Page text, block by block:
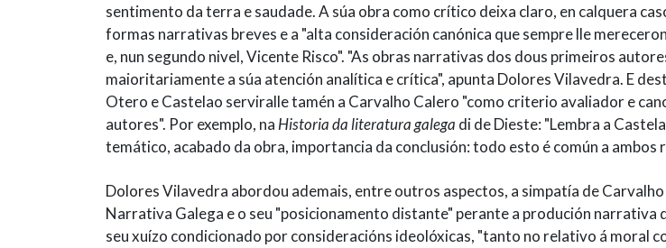
sentimento da terra e saudade. A súa obra como crítico deixa claro, en calquera
formas narrativas breves e a "alta consideración canónica que sempre lle
e, nun segundo nivel, Vicente Risco". "As obras narrativas dos dous primeiros
maioritariamente a súa atención analítica e crítica", apunta Dolores Vilavedra. E
Otero e Castelao serviralle tamén a Carvalho Calero "como criterio avaliador e
autores". Por exemplo, na Historia da literatura galega di de Dieste: "Lembra a
temático, acabado da obra, importancia da conclusión: todo esto é común a ambos
Dolores Vilavedra abordou ademais, entre outros aspectos, a simpatía de
Narrativa Galega e o seu "posicionamento distante" perante a produción narrativa
seu xuízo condicionado por consideracións ideolóxicas, "tanto no relativo á moral